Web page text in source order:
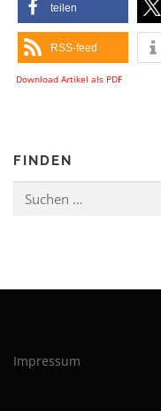
teilen
RSS-feed
Download Artikel als PDF
FINDEN
nach:
Impressum